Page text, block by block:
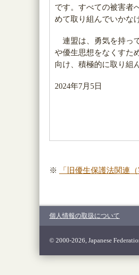
です。すべての被害者
めて取り組んでいかな
連盟は、勇気を持っ
や優生思想をなくすた
向け、積極的に取り組
2024年7月5日
※ 「旧優生保護法関連
個人情報の取扱について
© 2000-2026, Japanese